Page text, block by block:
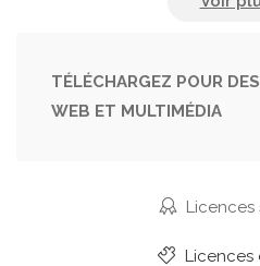
Nutrition Déjeuner
Vitamine Tomates
Collations
TÉLÉCHARGEZ POUR
WEB ET MULTIMÉDIA
Licences